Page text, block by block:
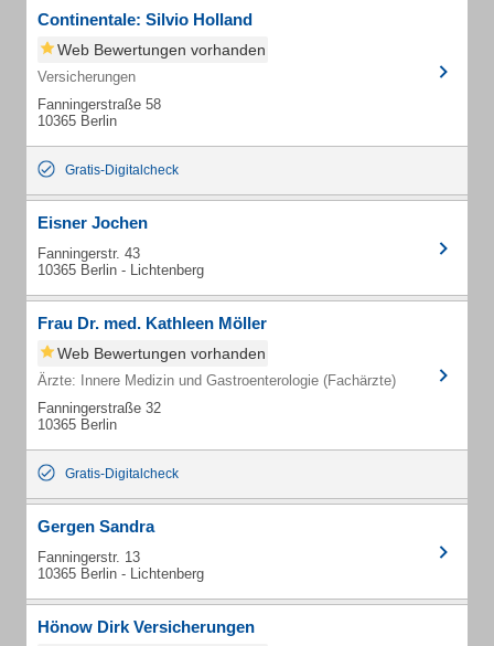
Continentale: Silvio Holland
Web Bewertungen vorhanden
Versicherungen
Fanningerstraße 58
10365 Berlin
Gratis-Digitalcheck
Eisner Jochen
Fanningerstr. 43
10365 Berlin - Lichtenberg
Frau Dr. med. Kathleen Möller
Web Bewertungen vorhanden
Ärzte: Innere Medizin und Gastroenterologie (Fachärzte)
Fanningerstraße 32
10365 Berlin
Gratis-Digitalcheck
Gergen Sandra
Fanningerstr. 13
10365 Berlin - Lichtenberg
Hönow Dirk Versicherungen